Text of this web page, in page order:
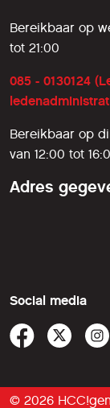
Bereikbaar op
tot 21:00
085 - 0130124
Bereikbaar op
van 12:00 tot
Adres
Social media
© 2026